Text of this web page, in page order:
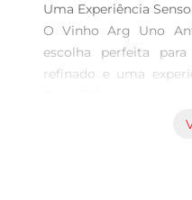
Uma Experiência
O Vinho Arg Uno
escolha perfeita
refinado e uma
se destaca pela sua